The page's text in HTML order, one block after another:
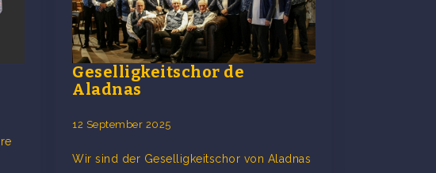
Geselligkeitschor de
Aladnas
12 September 2025
Wir sind der Geselligkeitschor von Aladnas